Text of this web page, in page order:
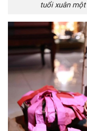
tuổi xuân một